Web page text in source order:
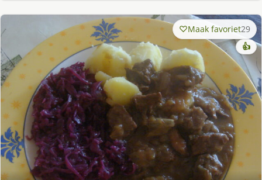
Maak favoriet29
👍